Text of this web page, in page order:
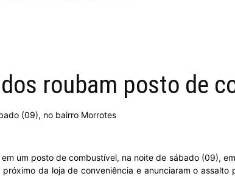
roubam posto de
(09), no bairro Morrotes
um posto de combustível, na noite de sábado (09),
da loja de conveniência e anunciaram o